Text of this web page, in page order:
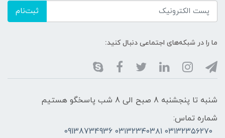
ثبت‌نام
ما را در شبکه‌های اجتماعی دنبال کنید:
شنبه تا پنجشنبه 8 صبح الی 8 شب پاسخگو هستیم
شماره تماس:
۰۳۱۳۲۳۵۶۲۷۰ ۰۳۱۳۲۳۴۰۳۸۱ 09138734936